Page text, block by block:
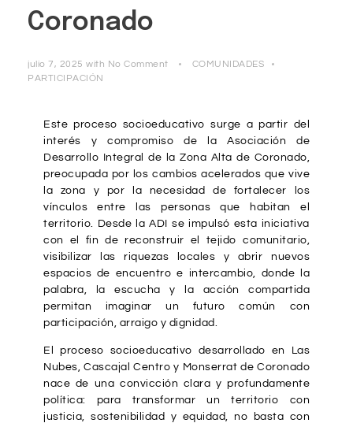
Coronado
julio 7, 2025 with No Comment
COMUNIDADES
PARTICIPACIÓN
Este proceso socioeducativo surge a partir del
interés y compromiso de la Asociación de
Desarrollo Integral de la Zona Alta de Coronado,
preocupada por los cambios acelerados que vive
la zona y por la necesidad de fortalecer los
vínculos entre las personas que habitan el
territorio. Desde la ADI se impulsó esta iniciativa
con el fin de reconstruir el tejido comunitario,
visibilizar las riquezas locales y abrir nuevos
espacios de encuentro e intercambio, donde la
palabra, la escucha y la acción compartida
permitan imaginar un futuro común con
participación, arraigo y dignidad.
El proceso socioeducativo desarrollado en Las
Nubes, Cascajal Centro y Monserrat de Coronado
nace de una convicción clara y profundamente
política: para transformar un territorio con
justicia, sostenibilidad y equidad, no basta con